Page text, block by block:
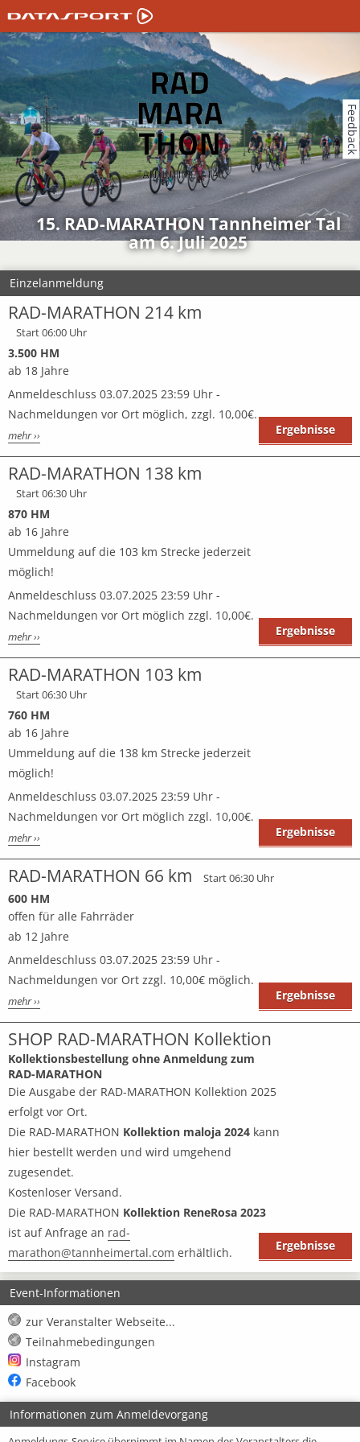
15. RAD-MARATHON Tannheimer Tal
am 6. Juli 2025
Einzelanmeldung
RAD-MARATHON 214 km
Start 06:00 Uhr
3.500 HM
ab 18 Jahre
Anmeldeschluss 03.07.2025 23:59 Uhr -
Nachmeldungen vor Ort möglich, zzgl. 10,00€.
mehr ›› Ergebnisse
RAD-MARATHON 138 km
Start 06:30 Uhr
870 HM
ab 16 Jahre
Ummeldung auf die 103 km Strecke jederzeit
möglich!
Anmeldeschluss 03.07.2025 23:59 Uhr -
Nachmeldungen vor Ort möglich zzgl. 10,00€.
mehr ›› Ergebnisse
RAD-MARATHON 103 km
Start 06:30 Uhr
760 HM
ab 16 Jahre
Ummeldung auf die 138 km Strecke jederzeit
möglich!
Anmeldeschluss 03.07.2025 23:59 Uhr -
Nachmeldungen vor Ort möglich zzgl. 10,00€.
mehr ›› Ergebnisse
RAD-MARATHON 66 km Start 06:30 Uhr
600 HM
offen für alle Fahrräder
ab 12 Jahre
Anmeldeschluss 03.07.2025 23:59 Uhr -
Nachmeldungen vor Ort zzgl. 10,00€ möglich.
mehr ›› Ergebnisse
SHOP RAD-MARATHON Kollektion
Kollektionsbestellung ohne Anmeldung zum
RAD-MARATHON
Die Ausgabe der RAD-MARATHON Kollektion 2025
erfolgt vor Ort.
Die RAD-MARATHON Kollektion maloja 2024 kann
hier bestellt werden und wird umgehend
zugesendet.
Kostenloser Versand.
Die RAD-MARATHON Kollektion ReneRosa 2023
ist auf Anfrage an rad-
marathon@tannheimertal.com erhältlich. Ergebnisse
Event-Informationen
zur Veranstalter Webseite...
Teilnahmebedingungen
Instagram
Facebook
Informationen zum Anmeldevorgang
Feedback